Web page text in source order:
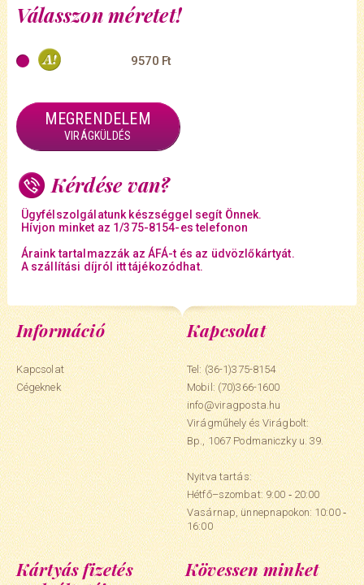
Válasszon méretet!
9570 Ft
MEGRENDELEM
VIRÁGKÜLDÉS
Kérdése van?
Ügyfélszolgálatunk készséggel segít Önnek.
Hívjon minket az 1/375-8154-es telefonon
Áraink tartalmazzák az ÁFÁ-t és az üdvözlőkártyát.
A szállítási díjról itt tájékozódhat.
Információ
Kapcsolat
Cégeknek
Kapcsolat
Tel: (36-1)375-8154
Mobil:(70)366-1600
info@viragposta.hu
Virágműhely és Virágbolt:
Bp., 1067 Podmaniczky u. 39.
Nyitva tartás:
Hétfő–szombat: 9:00 ‑ 20:00
Vasárnap, ünnepnapokon: 10:00 ‑
16:00
Kártyás fizetés
Kövessen minket